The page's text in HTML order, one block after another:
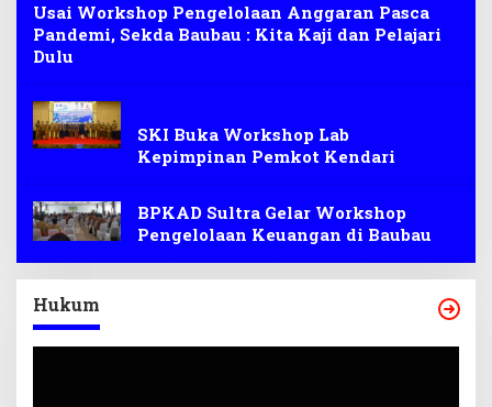
Usai Workshop Pengelolaan Anggaran Pasca
Pandemi, Sekda Baubau : Kita Kaji dan Pelajari
Dulu
SKI Buka Workshop Lab
Kepimpinan Pemkot Kendari
BPKAD Sultra Gelar Workshop
Pengelolaan Keuangan di Baubau
Hukum